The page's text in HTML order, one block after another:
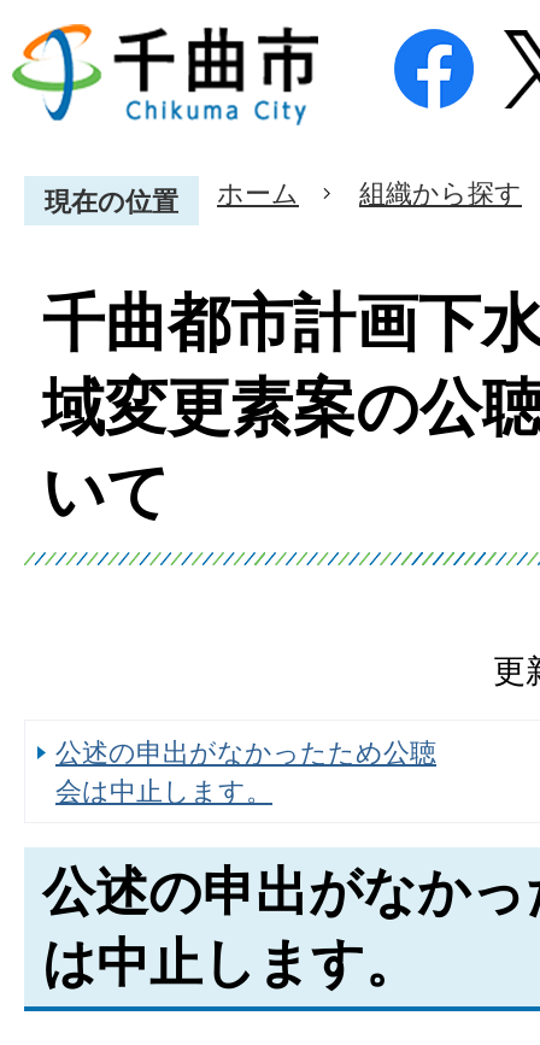
現在の位置 ホーム 組織から探す
千曲都市計画下
域変更素案の公
いて
更
公述の申出がなかったため公聴
会は中止します。
公述の申出がなか
は中止します。